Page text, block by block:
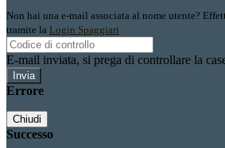
Non hai una e-mail associata al nome utente?
tramite la Login Spaggiari
E-mail inviata, si prega di controllare la
Errore
Chiudi
Successo